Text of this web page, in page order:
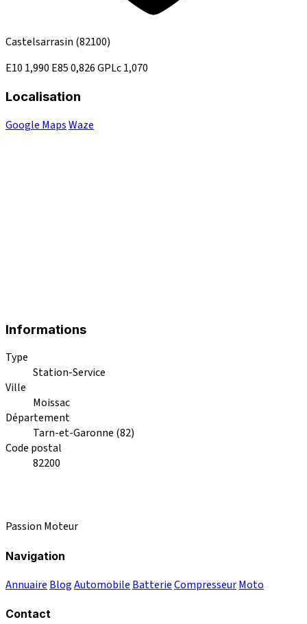
Castelsarrasin (82100)
E10 1,990 E850,826GPLc1,070
Localisation
Google MapsWaze
Informations
Type
Station-Service
Ville
Moissac
Département
Tarn-et-Garonne (82)
Code postal
82200
Passion Moteur
Navigation
Annuaire BlogAutomobile BatterieCompresseurMoto
Contact